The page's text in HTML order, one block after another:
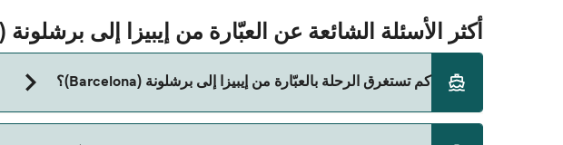
أكثر الأسئلة الشائعة عن العبّارة من إيبيزا إلى برشلونة (Barcelona)
كم تستغرق الرحلة بالعبّارة من إيبيزا إلى برشلونة (Barcelona)؟